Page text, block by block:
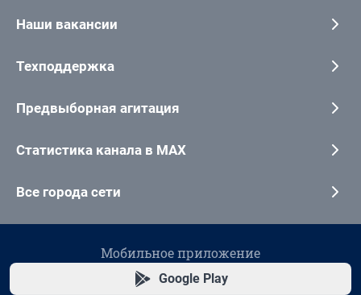
Наши вакансии
Техподдержка
Предвыборная агитация
Статистика канала в MAX
Все города сети
Мобильное приложение
Google Play